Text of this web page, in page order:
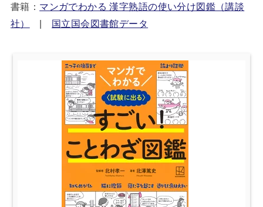
書籍： マンガでわかる 漢字熟語の使い分け図鑑（講談
社）
| 国立国会図書館データ